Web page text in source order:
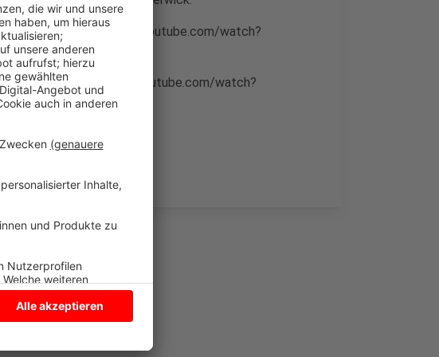
7.30 Uhr: https://www.youtube.com/watch?
10.30 Uhr: https://www.youtube.com/watch?